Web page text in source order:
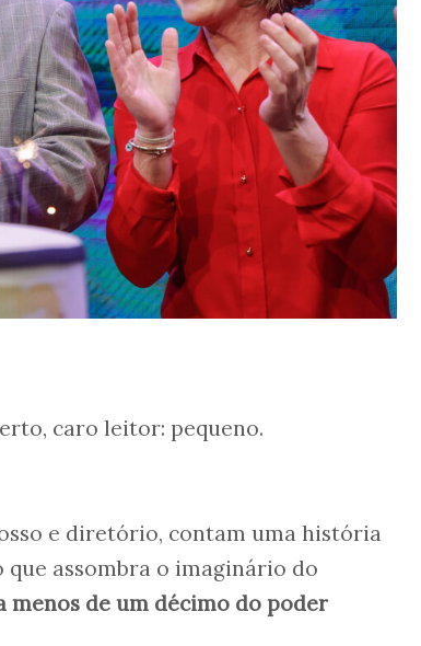
caro leitor: pequeno.
e diretório, contam uma história
assombra o imaginário do
menos de um décimo do poder